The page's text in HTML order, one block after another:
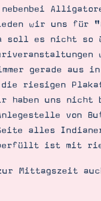
wir uns für
soll es nicht so
gerade aus
riesigen
haben uns nicht
von
alles
ist mit
Mittagszeit